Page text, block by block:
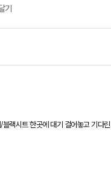
기
랙시트 한곳에 대기 걸어놓고 기다
물량이 없다니 그대로겠네요) 그랬습니다. 지인